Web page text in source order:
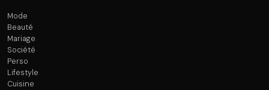
Mode
Beauté
Mariage
Société
Perso
Lifestyle
Cuisine